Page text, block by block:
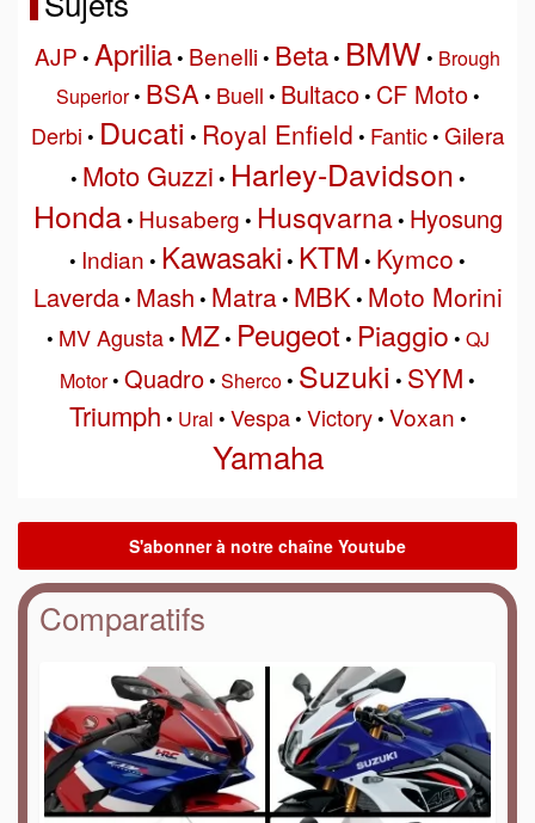
AJP • Aprilia• Benelli• Beta• BMW • Brough
Superior• BSA• Buell • Bultaco• CF Moto•
Derbi • Ducati • Royal Enfield • Fantic• Gilera
• Moto Guzzi • Harley-Davidson •
Honda• Husaberg • Husqvarna• Hyosung
• Indian • Kawasaki • KTM • Kymco •
Laverda• Mash • Matra• MBK• Moto Morini
• MV Agusta• MZ• Peugeot • Piaggio • QJ
Motor• Quadro• Sherco• Suzuki • SYM •
Triumph • Ural • Vespa• Victory• Voxan •
Yamaha
Comparatifs